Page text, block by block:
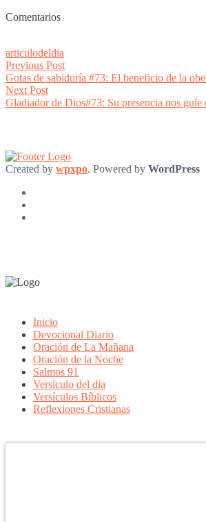
Comentarios
articulodeldia
Post
navigation
Previous PostPrevious
post:
Gotas de sabiduría #73: El beneficio de la
Next PostNext
post:
Gladiador de Dios#73: Su presencia nos guíe
Created by wpxpo. Powered by WordPress
Inicio
Devocional Diario
Oración de La Mañana
Oración de la Noche
Salmos 91
Versículo del día
Versículos Bíblicos
Reflexiones Cristianas